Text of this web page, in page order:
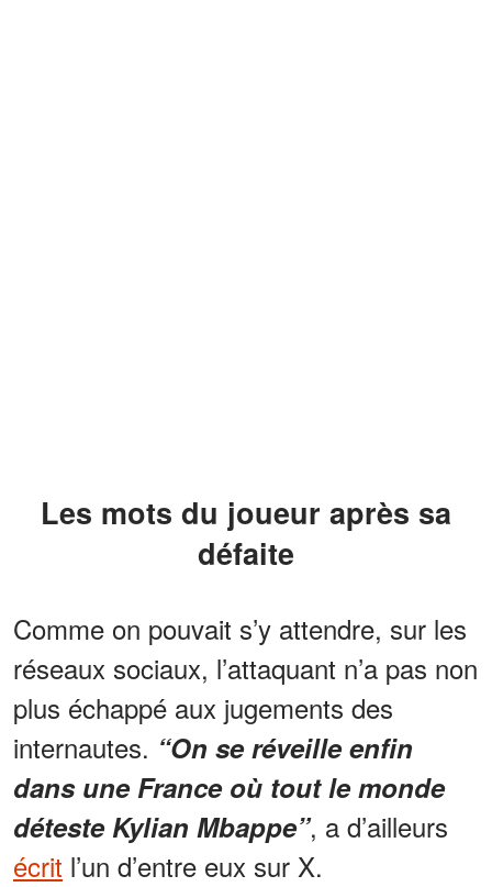
Les mots du joueur après sa
défaite
Comme on pouvait s’y attendre, sur les
réseaux sociaux, l’attaquant n’a pas non
plus échappé aux jugements des
internautes. “On se réveille enfin
dans une France où tout le monde
déteste Kylian Mbappe”, a d’ailleurs
écrit l’un d’entre eux sur X.